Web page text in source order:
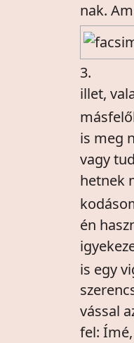
nak.
3.
illet,
is meg
vagy
hetnek
én
is egy
vással
fel: